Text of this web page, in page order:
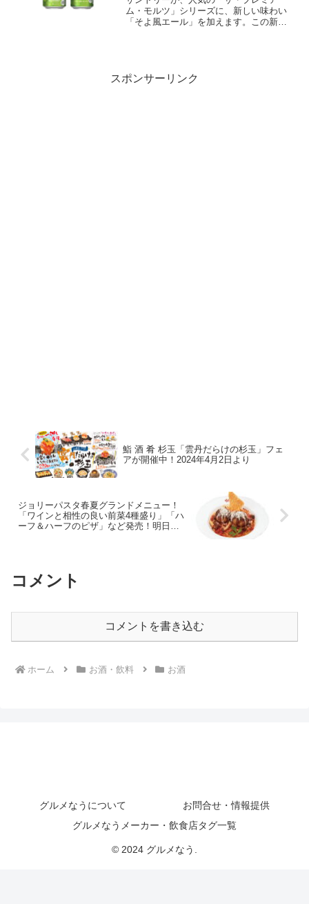
ム・モルツ」シリーズに、新しい味わい
「そよ風エール」を加えます。この新た
スポンサーリンク
鮨 酒 肴 杉玉「雲丹だらけの杉玉」フェ
アが開催中！2024年4月2日より
ジョリーパスタ春夏グランドメニュー！
「ワインと相性の良い前菜4種盛り」「ハ
ーフ＆ハーフのピザ」など発売！明日
コメント
コメントを書き込む
ホーム お酒・飲料 お酒
グルメなうについて
お問合せ・情報提供
グルメなうメーカー・飲食店タグ一覧
© 2024 グルメなう.